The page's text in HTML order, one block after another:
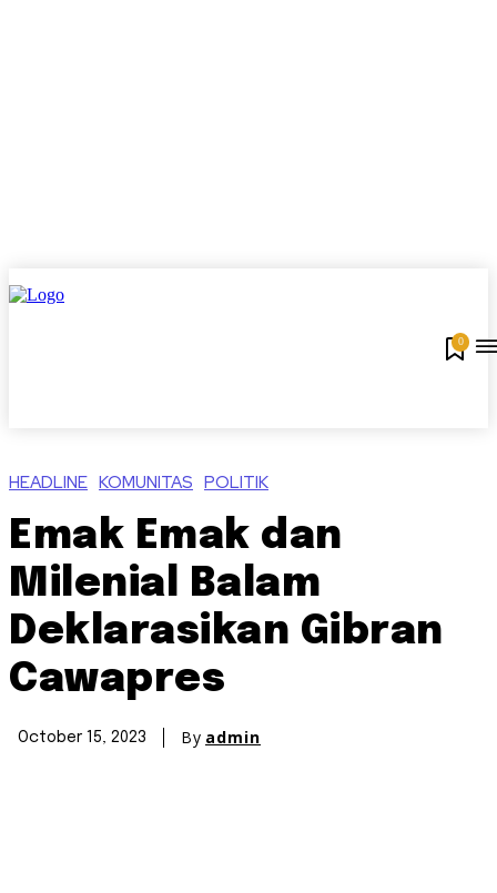
0
HEADLINE KOMUNITAS POLITIK
Emak Emak dan
Milenial Balam
Deklarasikan Gibran
Cawapres
October 15, 2023 By admin